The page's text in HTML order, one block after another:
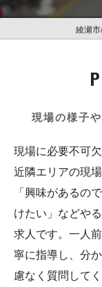
綾瀬
現場の様子
現場に必要不可
近隣エリアの現
「興味があるの
けたい」などや
求人です。一人
寧に指導し、分
慮なく質問して